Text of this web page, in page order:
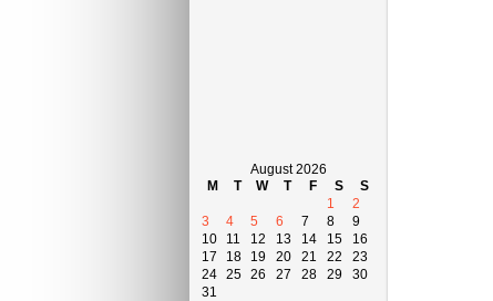
August 2026
M
T W T F S
S
1
2
3
4 5 6 7 8
9
10
11 12 13 14 15
16
17
18 19 20 21 22
23
24 25 26 27 28 29
30
31